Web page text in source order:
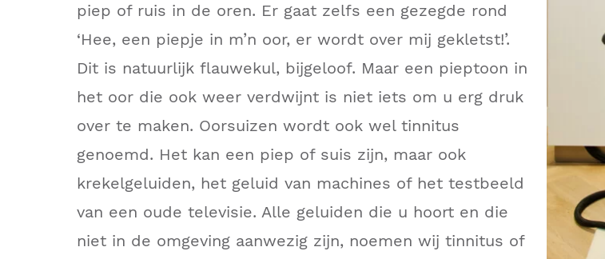
piep of ruis in de oren. Er gaat zelfs een gezegde rond
‘Hee, een piepje in m’n oor, er wordt over mij gekletst!’.
Dit is natuurlijk flauwekul, bijgeloof. Maar een pieptoon in
het oor die ook weer verdwijnt is niet iets om u erg druk
over te maken. Oorsuizen wordt ook wel tinnitus
genoemd. Het kan een piep of suis zijn, maar ook
krekelgeluiden, het geluid van machines of het testbeeld
van een oude televisie. Alle geluiden die u hoort en die
niet in de omgeving aanwezig zijn, noemen wij tinnitus of